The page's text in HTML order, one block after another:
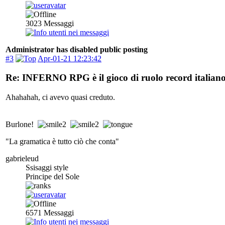
3023 Messaggi
Administrator has disabled public posting
#3
Apr-01-21 12:23:42
Re: INFERNO RPG è il gioco di ruolo record
Ahahahah, ci avevo quasi creduto.
Burlone!
"La gramatica è tutto ciò che conta"
gabrieleud
Ssisaggi style
Principe del Sole
6571 Messaggi